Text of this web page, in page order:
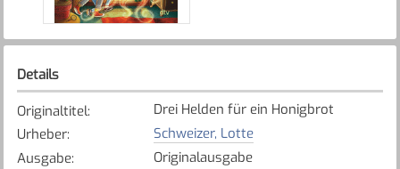
Details
Originaltitel:
Drei Helden für ein Honigbrot
Urheber:
Schweizer, Lotte
Ausgabe:
Originalausgabe